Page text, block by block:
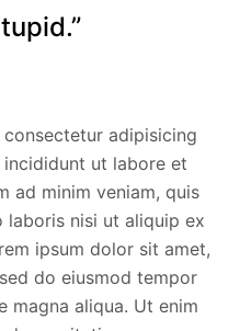
adipisicing
ut labore et
ad minim veniam, quis
nisi ut aliquip ex
ipsum dolor sit amet,
do eiusmod tempor
magna aliqua. Ut enim